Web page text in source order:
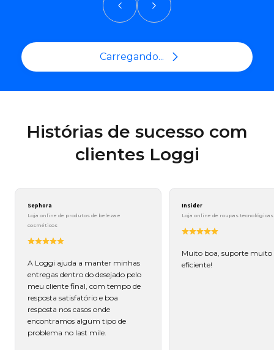
Carregando...
Histórias de sucesso com
clientes Loggi
Sephora
Loja online de produtos de beleza e
cosméticos
A Loggi ajuda a manter minhas
entregas dentro do desejado pelo
meu cliente final, com tempo de
resposta satisfatório e boa
resposta nos casos onde
encontramos algum tipo de
problema no last mile.
Insider
Loja online de roupas tecnológicas
Muito boa, suporte muito
eficiente!